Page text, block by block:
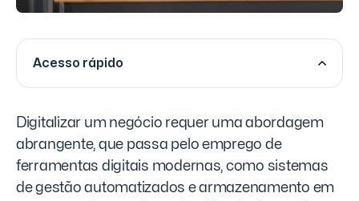
Acesso rápido
Digitalizar um negócio requer uma abordagem
abrangente, que passa pelo emprego de
ferramentas digitais modernas, como sistemas
de gestão automatizados e armazenamento em